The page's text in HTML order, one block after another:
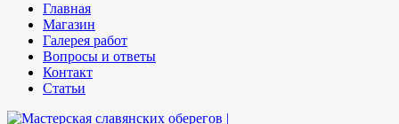
Главная
Магазин
Галерея работ
Вопросы и ответы
Контакт
Статьи